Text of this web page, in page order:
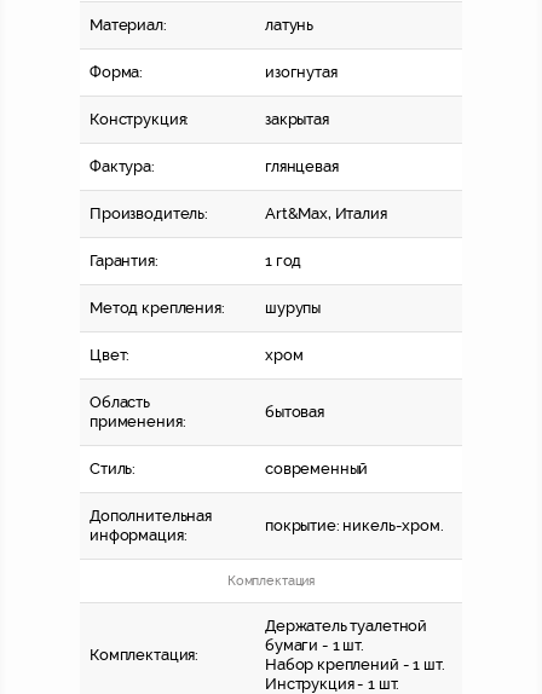
Материал: латунь
Форма: изогнутая
Конструкция: закрытая
Фактура: глянцевая
Производитель: Art&Max, Италия
Гарантия: 1 год
Метод крепления: шурупы
Цвет: хром
Область
применения:
бытовая
Стиль: современный
Дополнительная
информация:
покрытие: никель-хром.
Комплектация
Комплектация:
Держатель туалетной
бумаги - 1 шт.
Набор креплений - 1 шт.
Инструкция - 1 шт.